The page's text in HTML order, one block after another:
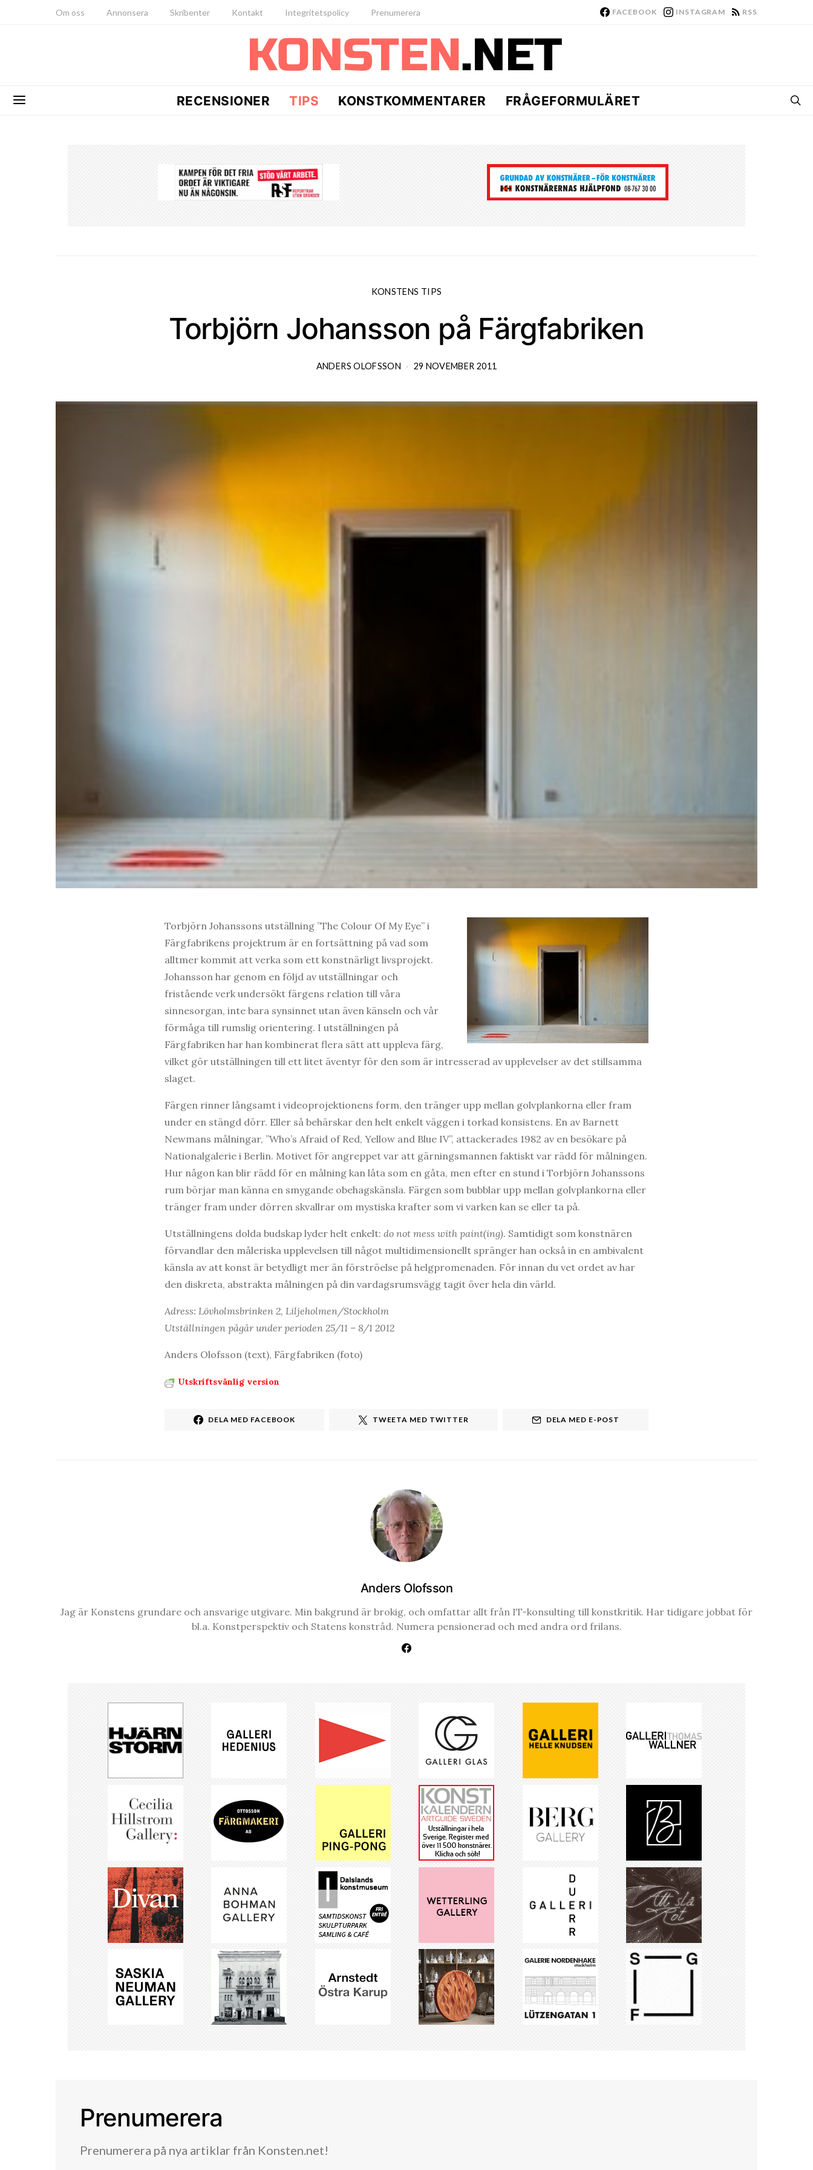
Om oss Annonsera Skribenter Kontakt Integritetspolicy Prenumerera FACEBOOK INSTAGRAM RSS
RECENSIONER TIPS KONSTKOMMENTARER FRÅGEFORMULÄRET
KONSTENS TIPS
Torbjörn Johansson på Färgfabriken
ANDERS OLOFSSON 29 NOVEMBER 2011
Torbjörn Johanssons utställning ”The Colour Of My Eye” i
Färgfabrikens projektrum är en fortsättning på vad som
alltmer kommit att verka som ett konstnärligt livsprojekt.
Johansson har genom en följd av utställningar och
fristående verk undersökt färgens relation till våra
sinnesorgan, inte bara synsinnet utan även känseln och vår
förmåga till rumslig orientering. I utställningen på
Färgfabriken har han kombinerat flera sätt att uppleva färg,
vilket gör utställningen till ett litet äventyr för den som är intresserad av upplevelser av det stillsamma
slaget.
Färgen rinner långsamt i videoprojektionens form, den tränger upp mellan golvplankorna eller fram
under en stängd dörr. Eller så behärskar den helt enkelt väggen i torkad konsistens. En av Barnett
Newmans målningar, ”Who’s Afraid of Red, Yellow and Blue IV”, attackerades 1982 av en besökare på
Nationalgalerie i Berlin. Motivet för angreppet var att gärningsmannen faktiskt var rädd för målningen.
Hur någon kan blir rädd för en målning kan låta som en gåta, men efter en stund i Torbjörn Johanssons
rum börjar man känna en smygande obehagskänsla. Färgen som bubblar upp mellan golvplankorna eller
tränger fram under dörren skvallrar om mystiska krafter som vi varken kan se eller ta på.
Utställningens dolda budskap lyder helt enkelt: do not mess with paint(ing). Samtidigt som konstnären
förvandlar den måleriska upplevelsen till något multidimensionellt spränger han också in en ambivalent
känsla av att konst är betydligt mer än förströelse på helgpromenaden. För innan du vet ordet av har
den diskreta, abstrakta målningen på din vardagsrumsvägg tagit över hela din värld.
Adress: Lövholmsbrinken 2, Liljeholmen/Stockholm
Utställningen pågår under perioden 25/11 – 8/1 2012
Anders Olofsson (text), Färgfabriken (foto)
Utskriftsvänlig version
DELA MED FACEBOOK TWEETA MED TWITTER DELA MED E-POST
Anders Olofsson
Jag är Konstens grundare och ansvarige utgivare. Min bakgrund är brokig, och omfattar allt från IT-konsulting till konstkritik. Har tidigare jobbat för
bl.a. Konstperspektiv och Statens konstråd. Numera pensionerad och med andra ord frilans.
Prenumerera
Prenumerera på nya artiklar från Konsten.net!